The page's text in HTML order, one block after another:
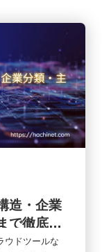
造・企業
で徹底解
ウドツールな